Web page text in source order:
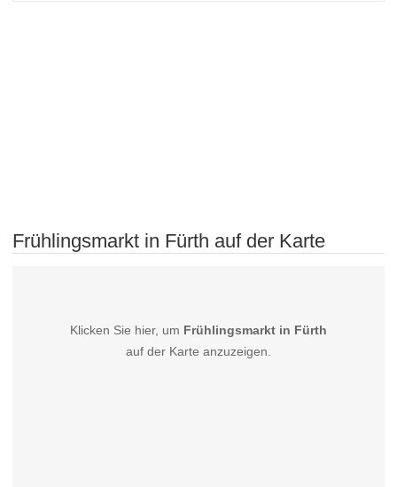
Frühlingsmarkt in Fürth auf der Karte
Klicken Sie hier, um Frühlingsmarkt in Fürth
auf der Karte anzuzeigen.